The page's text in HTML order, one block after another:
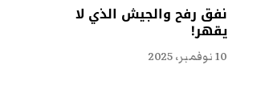
نفق رفح والجيش الذي لا
يقهر!
10 نوفمبر، 2025